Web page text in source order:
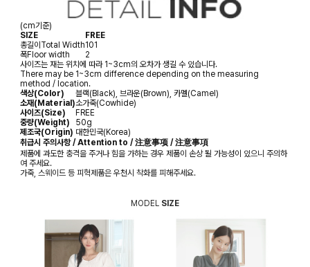
(cm기준)
SIZE
FREE
총길이Total Width101
폭Floor width
2
사이즈는 재는 위치에 따라 1~3cm의 오차가 생길 수 있습니다.
There may be 1~3cm difference depending on the measuring
method / location.
색상(Color)
블랙(Black), 브라운(Brown), 카멜(Camel)
소재(Material)소가죽(Cowhide)
사이즈(Size)
FREE
중량(Weight)
50g
제조국(Origin) 대한민국(Korea)
취급시 주의사항 / Attention to / 注意事项 / 注意事項
제품에 과도한 충격을 주거나 힘을 가하는 경우 제품이 손상 될 가능성이 있으니 주의하
여 주세요.
가죽, 스웨이드 등 피혁제품은 우천시 착화를 피해주세요.
MODEL SIZE